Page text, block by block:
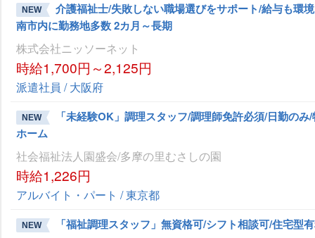
NEW
介護福祉士/失敗しない職場選びをサポート/給与も環
南市内に勤務地多数 2カ月～長期
株式会社ニッソーネット
時給1,700円～2,125円
派遣社員 / 大阪府
NEW
「未経験OK」調理スタッフ/調理師免許必須/日勤のみ
ホーム
社会福祉法人園盛会/多摩の里むさしの園
時給1,226円
アルバイト・パート / 東京都
NEW 「福祉調理スタッフ」無資格可/シフト相談可/住宅型